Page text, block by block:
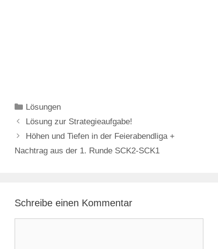
Kategorien
Lösungen
Lösung zur Strategieaufgabe!
Höhen und Tiefen in der Feierabendliga +
Nachtrag aus der 1. Runde SCK2-SCK1
Schreibe einen Kommentar